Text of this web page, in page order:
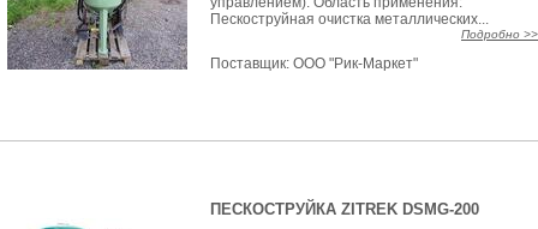
Пескоструйная очистка металлических...
Подробно >>
Поставщик: ООО "Рик-Маркет"
ПЕСКОСТРУЙКА ZITREK DSMG-200